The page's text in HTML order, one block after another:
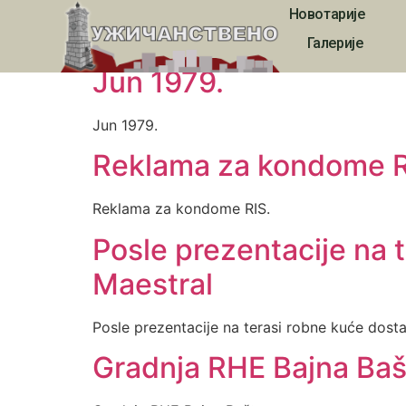
Новотарије
Галерије
Media Category:
Jun 1979.
Jun 1979.
Reklama za kondome
Reklama za kondome RIS.
Posle prezentacije na
Maestral
Posle prezentacije na terasi robne kuće
Gradnja RHE Bajna